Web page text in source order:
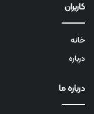
کاربران
خانه
درباره
درباره ما